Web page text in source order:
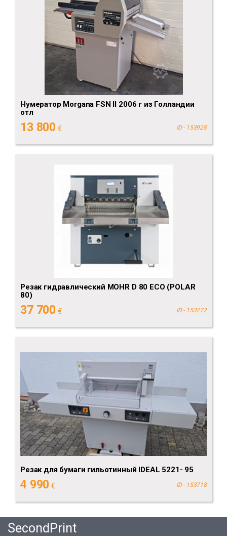
Нумератор Morgana FSN II 2006 г из Голландии
отл
13 800 € ID - 153928
Резак гидравлический MOHR D 80 ECO (POLAR
80)
37 700 € ID - 153772
Резак для бумаги гильотинный IDEAL 5221- 95
4 990 € ID - 153718
SecondPrint